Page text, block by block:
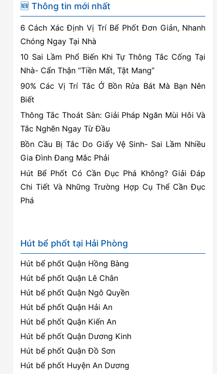
🆕 Thông tin mới nhất
6 Cách Xác Định Vị Trí Bể Phốt Đơn Giản, Nhanh
Chóng Ngay Tại Nhà
10 Sai Lầm Phổ Biến Khi Tự Thông Tắc Cống Tại
Nhà- Cẩn Thận “Tiền Mất, Tật Mang”
90% Các Vị Trí Tắc Ở Bồn Rửa Bát Mà Bạn Nên
Biết
Thông Tắc Thoát Sàn: Giải Pháp Ngăn Mùi Hôi Và
Tắc Nghẽn Ngay Từ Đầu
Bồn Cầu Bị Tắc Do Giấy Vệ Sinh- Sai Lầm Nhiều
Gia Đình Đang Mắc Phải
Hút Bể Phốt Có Cần Đục Phá Không? Giải Đáp
Chi Tiết Và Những Trường Hợp Cụ Thể Cần Đục
Phá
Hút bể phốt tại Hải Phòng
Hút bể phốt Quận Hồng Bàng
Hút bể phốt Quận Lê Chân
Hút bể phốt Quận Ngô Quyền
Hút bể phốt Quận Hải An
Hút bể phốt Quận Kiến An
Hút bể phốt Quận Dương Kinh
Hút bể phốt Quận Đồ Sơn
Hút bể phốt Huyện An Dương